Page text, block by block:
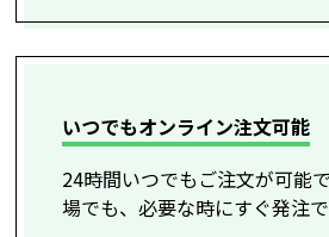
いつでもオンライン注文可能
24時間いつでもご注文が可能
場でも、必要な時にすぐ発注で